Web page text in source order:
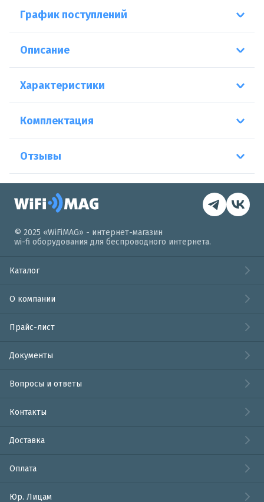
График поступлений
Описание
Характеристики
Комплектация
Отзывы
© 2025 «WiFiMAG» - интернет-магазин
wi-fi оборудования для беспроводного интернета.
Каталог
О компании
Прайс-лист
Документы
Вопросы и ответы
Контакты
Доставка
Оплата
Юр. Лицам